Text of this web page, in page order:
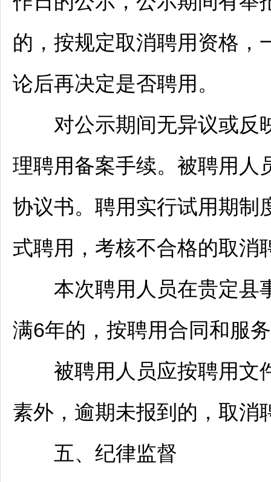
的，按规定取消聘用资格，
论后再决定是否聘用。
对公示期间无异议或反
理聘用备案手续。被聘用人
协议书。聘用实行试用期制
式聘用，考核不合格的取消
本次聘用人员在贵定县
满6年的，按聘用合同和服
被聘用人员应按聘用文
素外，逾期未报到的，取消
五、纪律监督